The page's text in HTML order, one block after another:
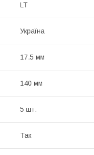
LT
Україна
17.5 мм
140 мм
5 шт.
Так